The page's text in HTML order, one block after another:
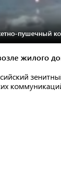
пушечный
жилого